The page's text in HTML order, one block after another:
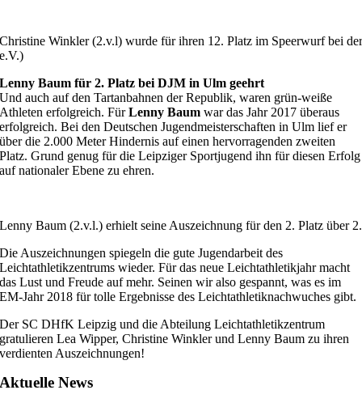
Christine Winkler (2.v.l) wurde für ihren 12. Platz im Speerwurf bei
e.V.)
Lenny Baum für 2. Platz bei DJM in Ulm geehrt
Und auch auf den Tartanbahnen der Republik, waren grün-weiße
Athleten erfolgreich. FürLenny Baum war das Jahr 2017 überaus
erfolgreich. Bei den Deutschen Jugendmeisterschaften in Ulm lief er
über die 2.000 Meter Hindernis auf einen hervorragenden zweiten
Platz. Grund genug für die Leipziger Sportjugend ihn für diesen Erfolg
auf nationaler Ebene zu ehren.
Lenny Baum (2.v.l.) erhielt seine Auszeichnung für den 2. Platz
Die Auszeichnungen spiegeln die gute Jugendarbeit des
Leichtathletikzentrums wieder. Für das neue Leichtathletikjahr macht
das Lust und Freude auf mehr. Seinen wir also gespannt, was es im
EM-Jahr 2018 für tolle Ergebnisse des Leichtathletiknachwuches gibt.
Der SC DHfK Leipzig und die Abteilung Leichtathletikzentrum
gratulieren Lea Wipper, Christine Winkler und Lenny Baum zu ihren
verdienten Auszeichnungen!
Aktuelle News